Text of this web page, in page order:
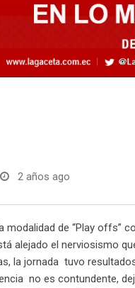
2 años ago
modalidad de “Play offs”
alejado el nerviosismo
la jornada tuvo
no es contundente,